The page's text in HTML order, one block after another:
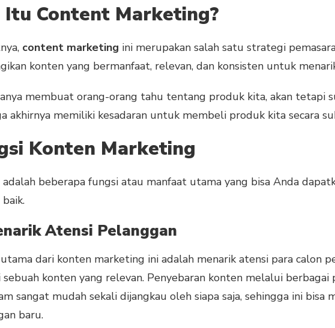
Itu Content Marketing?
content marketing ini merupakan salah satu strategi
konten yang bermanfaat, relevan, dan konsisten untuk
membuat orang-orang tahu tentang produk kita, akan tetapi
akhirnya memiliki kesadaran untuk membeli produk kita secara
Konten Marketing
beberapa fungsi atau manfaat utama yang bisa Anda
Atensi Pelanggan
dari konten marketing ini adalah menarik atensi para calon
konten yang relevan. Penyebaran konten melalui
sangat mudah sekali dijangkau oleh siapa saja, sehingga ini
baru.